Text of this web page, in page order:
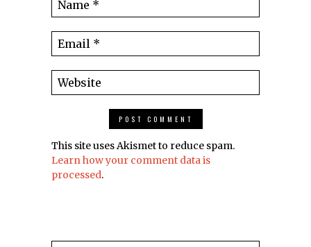
This site uses Akismet to reduce spam.
Learn how your comment data is
processed.